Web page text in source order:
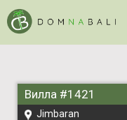
Вилла #1421
Jimbaran